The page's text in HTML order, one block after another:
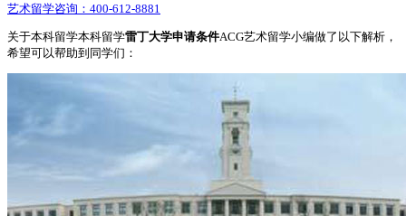
艺术留学咨询： 400-612-8881
关于本科留学本科留学雷丁大学申请条件ACG艺术留学小编做了以下解析，
希望可以帮助到同学们：